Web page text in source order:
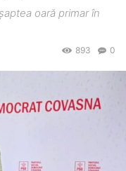
oară primar în
0
893